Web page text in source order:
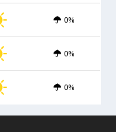
0%
0%
0%